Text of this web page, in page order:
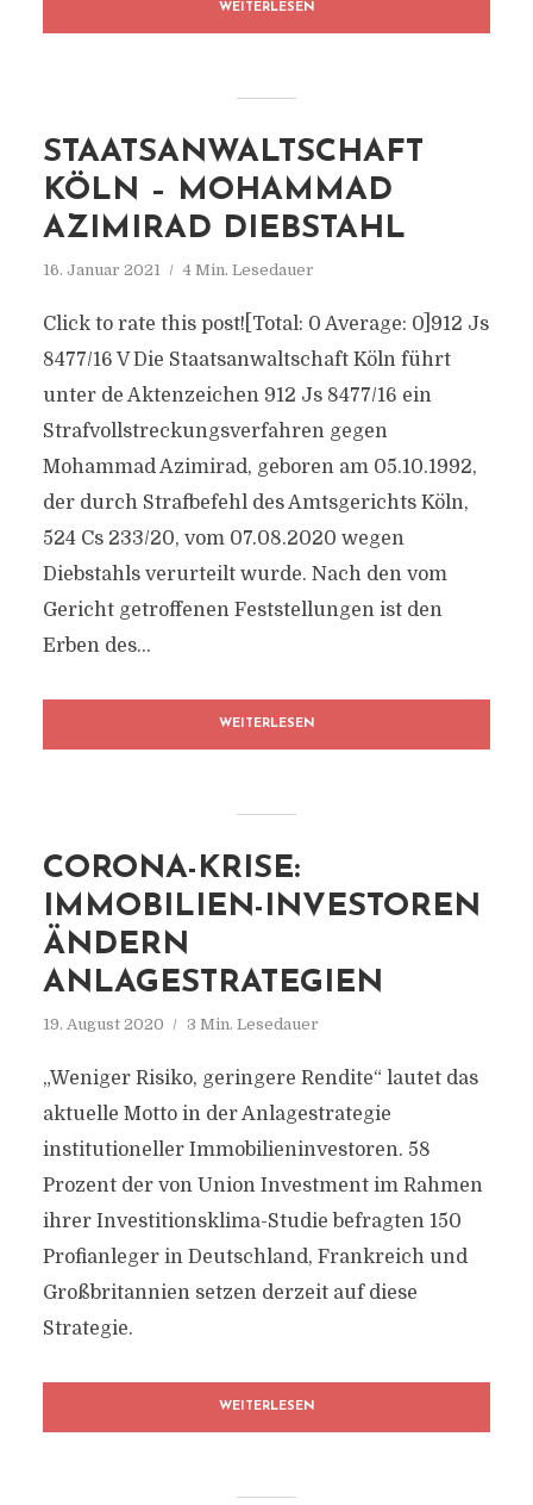
WEITERLESEN
STAATSANWALTSCHAFT
KÖLN – MOHAMMAD
AZIMIRAD DIEBSTAHL
16. Januar 2021 4 Min. Lesedauer
Click to rate this post![Total: 0 Average: 0]912 Js
8477/​16 V Die Staatsanwaltschaft Köln führt
unter de Aktenzeichen 912 Js 8477/​16 ein
Strafvollstreckungsverfahren gegen
Mohammad Azimirad, geboren am 05.10.1992,
der durch Strafbefehl des Amtsgerichts Köln,
524 Cs 233/​20, vom 07.08.2020 wegen
Diebstahls verurteilt wurde. Nach den vom
Gericht getroffenen Feststellungen ist den
Erben des...
WEITERLESEN
CORONA-KRISE:
IMMOBILIEN-INVESTOREN
ÄNDERN
ANLAGESTRATEGIEN
19. August 2020 3 Min. Lesedauer
„Weniger Risiko, geringere Rendite“ lautet das
aktuelle Motto in der Anlagestrategie
institutioneller Immobilieninvestoren. 58
Prozent der von Union Investment im Rahmen
ihrer Investitionsklima-Studie befragten 150
Profianleger in Deutschland, Frankreich und
Großbritannien setzen derzeit auf diese
Strategie.
WEITERLESEN